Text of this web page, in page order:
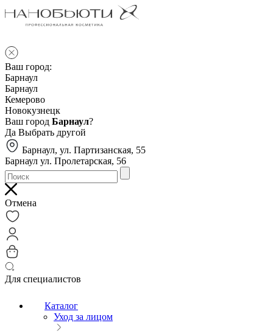
Ваш город:
Барнаул
Барнаул
Кемерово
Новокузнецк
Ваш город Барнаул?
Да Выбрать другой
Барнаул, ул. Партизанская, 55
Барнаул ул. Пролетарская, 56
Отмена
Для специалистов
Каталог
Уход за лицом